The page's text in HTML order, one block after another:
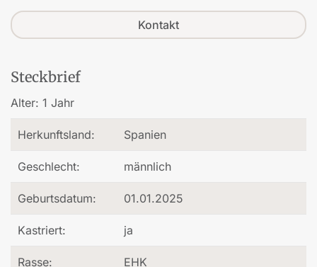
Kontakt
Steckbrief
Alter: 1 Jahr
Herkunftsland: Spanien
Geschlecht: männlich
Geburtsdatum: 01.01.2025
Kastriert: ja
Rasse: EHK